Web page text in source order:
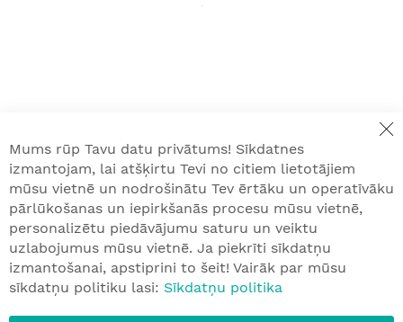
Mums rūp Tavu datu privātums! Sīkdatnes
izmantojam, lai atšķirtu Tevi no citiem lietotājiem
mūsu vietnē un nodrošinātu Tev ērtāku un operatīvāku
pārlūkošanas un iepirkšanās procesu mūsu vietnē,
personalizētu piedāvājumu saturu un veiktu
uzlabojumus mūsu vietnē. Ja piekrīti sīkdatņu
izmantošanai, apstiprini to šeit! Vairāk par mūsu
sīkdatņu politiku lasi: Sīkdatņu politika